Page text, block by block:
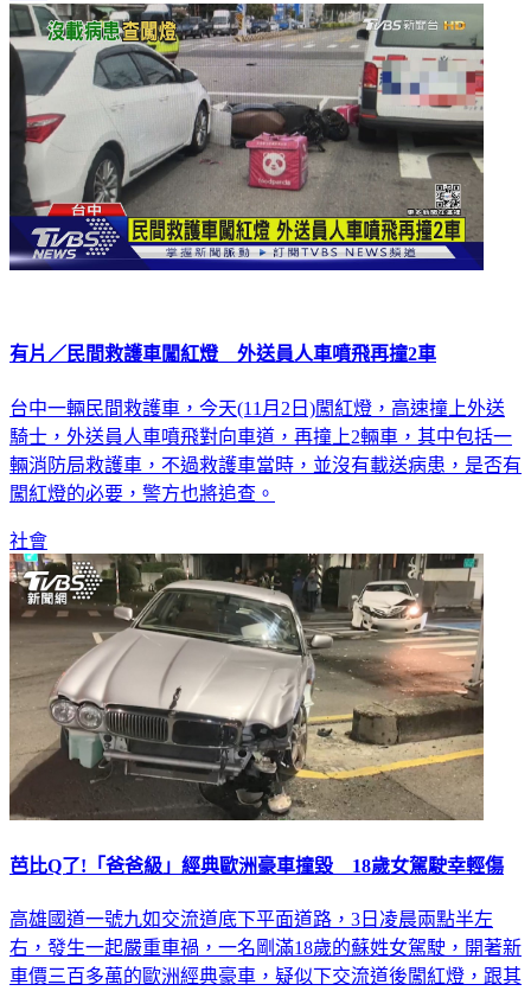
有片／民間救護車闖紅燈 外送員人車噴飛再撞2車
台中一輛民間救護車，今天(11月2日)闖紅燈，高速撞上外送
騎士，外送員人車噴飛對向車道，再撞上2輛車，其中包括一
輛消防局救護車，不過救護車當時，並沒有載送病患，是否有
闖紅燈的必要，警方也將追查。
社會
芭比Q了!「爸爸級」經典歐洲豪車撞毀 18歲女駕駛幸輕傷
高雄國道一號九如交流道底下平面道路，3日凌晨兩點半左
右，發生一起嚴重車禍，一名剛滿18歲的蘇姓女駕駛，開著新
車價三百多萬的歐洲經典豪車，疑似下交流道後闖紅燈，跟其